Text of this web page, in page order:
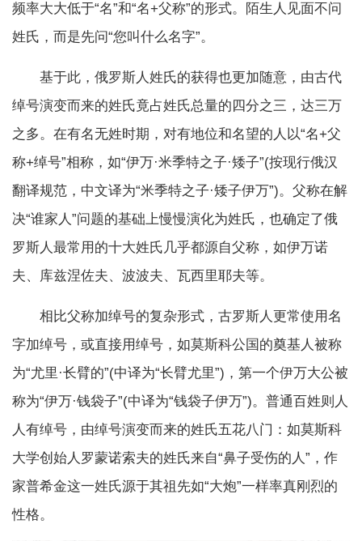
频率大大低于“名”和“名+父称”的形式。陌生人见面不问
姓氏，而是先问“您叫什么名字”。
基于此，俄罗斯人姓氏的获得也更加随意，由古代
绰号演变而来的姓氏竟占姓氏总量的四分之三，达三万
之多。在有名无姓时期，对有地位和名望的人以“名+父
称+绰号”相称，如“伊万·米季特之子·矮子”(按现行俄汉
翻译规范，中文译为“米季特之子·矮子伊万”)。父称在解
决“谁家人”问题的基础上慢慢演化为姓氏，也确定了俄
罗斯人最常用的十大姓氏几乎都源自父称，如伊万诺
夫、库兹涅佐夫、波波夫、瓦西里耶夫等。
相比父称加绰号的复杂形式，古罗斯人更常使用名
字加绰号，或直接用绰号，如莫斯科公国的奠基人被称
为“尤里·长臂的”(中译为“长臂尤里”)，第一个伊万大公被
称为“伊万·钱袋子”(中译为“钱袋子伊万”)。普通百姓则人
人有绰号，由绰号演变而来的姓氏五花八门：如莫斯科
大学创始人罗蒙诺索夫的姓氏来自“鼻子受伤的人”，作
家普希金这一姓氏源于其祖先如“大炮”一样率真刚烈的
性格。